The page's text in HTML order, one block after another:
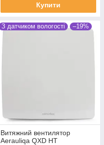
Купити
З датчиком вологості –19%
Витяжний вентилятор
Aerauliqa QXD HT